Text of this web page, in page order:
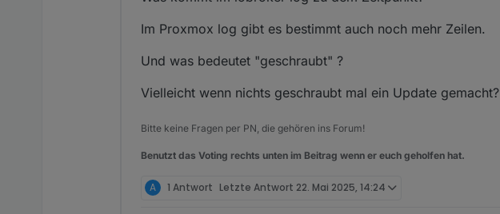
Im Proxmox log gibt es bestimmt auch noch mehr Zeilen.
Und was bedeutet "geschraubt" ?
Vielleicht wenn nichts geschraubt mal ein Update gemacht?
Bitte keine Fragen per PN, die gehören ins Forum!
Benutzt das Voting rechts unten im Beitrag wenn er euch geholfen hat.
A 1 Antwort Letzte Antwort 22. Mai 2025, 14:24